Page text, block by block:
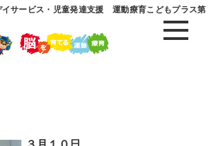
イサービス・児童発達支援 運動療育こどもプラス第